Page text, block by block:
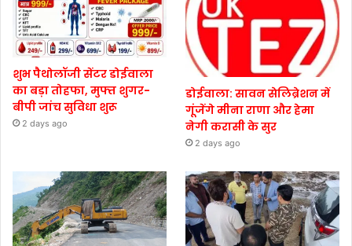
शुभ पैथोलॉजी सेंटर डोईवाला
का बड़ा तोहफा, मुफ्त शुगर-
बीपी जांच सुविधा शुरू
2 days ago
डोईवाला: सावन सेलिब्रेशन में
गूंजेंगे मीना राणा और हेमा
नेगी करासी के सुर
2 days ago